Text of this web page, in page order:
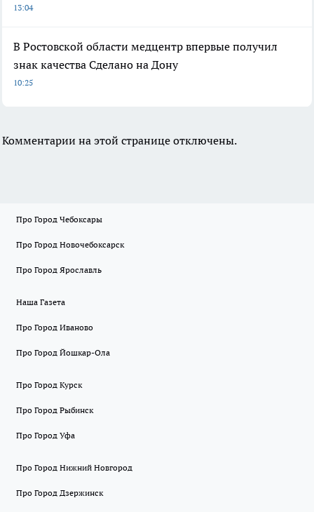
13:04
В Ростовской области медцентр впервые получил
знак качества Сделано на Дону
10:25
Комментарии на этой странице отключены.
Про Город Чебоксары
Про Город Новочебоксарск
Про Город Ярославль
Наша Газета
Про Город Иваново
Про Город Йошкар-Ола
Про Город Курск
Про Город Рыбинск
Про Город Уфа
Про Город Нижний Новгород
Про Город Дзержинск